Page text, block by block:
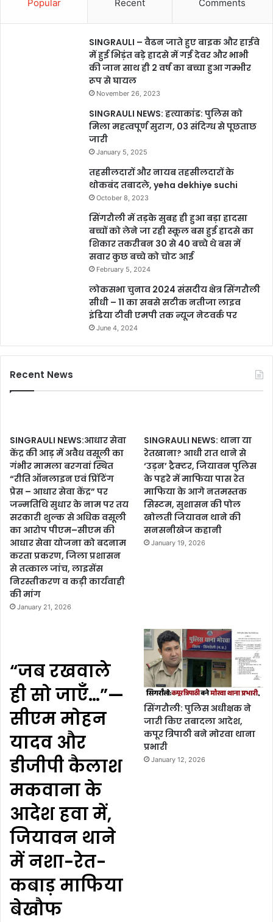
Popular Recent Comments
SINGRAULI – वैढन जाते हुए बाइक और हाईवे
में हुई भिड़ंत बड़े हादसे में गई देवर और भाभी
की जान साथ ही 2 वर्ष का बच्चा हुआ गम्भीर
रूप से घायल
November 26, 2023
SINGRAULI NEWS: हत्याकांड: पुलिस को
मिला महत्वपूर्ण सुराग, 03 संदिग्ध से पूछताछ
जारी
January 5, 2025
तहसीलदारों और नायब तहसीलदारों के
थोकबंद तबादले, yeha dekhiye suchi
October 8, 2023
सिंगरौली में तड़के सुबह ही हुआ बड़ा हादसा
बच्चों को लेने जा रही स्कूल बस हुई हादसे का
शिकार तकरीबन 30 से 40 बच्चे थे बस में
सवार कुछ बच्चे को चोट आई
February 5, 2024
लोकसभा चुनाव 2024 संसदीय क्षेत्र सिंगरौली
सीधी – 11 का सबसे सटीक नतीजा लाइव
इंडिया टीवी एमपी तक न्यूज नेटवर्क पर
June 4, 2024
Recent News
SINGRAULI NEWS:आधार सेवा
केंद्र की आड़ में अवैध वसूली का
गंभीर मामला बरगवां स्थित
“रीति ऑनलाइन एवं प्रिंटिंग
प्रेस – आधार सेवा केंद्र” पर
जन्मतिथि सुधार के नाम पर तय
सरकारी शुल्क से अधिक वसूली
का आरोप पीएम–सीएम की
आधार सेवा योजना को बदनाम
करता प्रकरण, जिला प्रशासन
से तत्काल जांच, लाइसेंस
निरस्तीकरण व कड़ी कार्यवाही
की मांग
January 21, 2026
SINGRAULI NEWS: थाना या
रेतखाना? आधी रात थाने से
‘उड़न’ ट्रैक्टर, जियावन पुलिस
के पहरे में माफिया पास रेत
माफिया के आगे नतमस्तक
सिस्टम, सुशासन की पोल
खोलती जियावन थाने की
सनसनीखेज कहानी
January 19, 2026
“जब रखवाले
ही सो जाएँ…”—
सीएम मोहन
यादव और
डीजीपी कैलाश
मकवाना के
आदेश हवा में,
जियावन थाने
में नशा-रेत-
कबाड़ माफिया
बेखौफ
सिंगरौली: पुलिस अधीक्षक ने
जारी किए तबादला आदेश,
कपूर त्रिपाठी बने मोरवा थाना
प्रभारी
January 12, 2026